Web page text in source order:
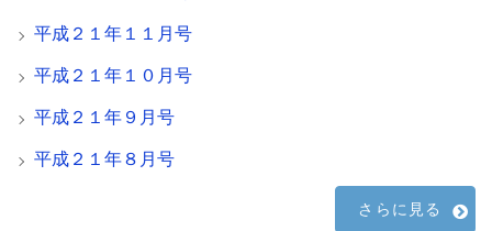
平成２１年１１月号
平成２１年１０月号
平成２１年９月号
平成２１年８月号
さらに見る